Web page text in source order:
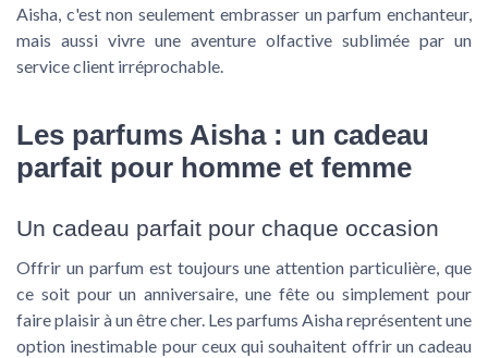
Aisha, c'est non seulement embrasser un parfum enchanteur,
mais aussi vivre une aventure olfactive sublimée par un
service client irréprochable.
Les parfums Aisha : un cadeau
parfait pour homme et femme
Un cadeau parfait pour chaque occasion
Offrir un parfum est toujours une attention particulière, que
ce soit pour un anniversaire, une fête ou simplement pour
faire plaisir à un être cher. Les parfums Aisha représentent une
option inestimable pour ceux qui souhaitent offrir un cadeau